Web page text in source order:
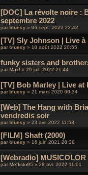
[DOC] La révolte noire :
septembre 2022
par bluesy » 06 sept. 2022 22:42
[TV] Sly Johnson | Live à
parbluesy » 10 août 2022 20:55
funky sisters and
par Max! » 29 juil. 2022 21:44
[TV] Bob Marley | Live at
parbluesy » 21 mars 2020 00:34
[Web] The Hang with
vendredis soir
par bluesy » 23 avr. 2022 11:53
[FILM] Shaft (2000)
parbluesy » 16 juin 2021 20:38
[Webradio] MUSICOLOR
par Meffisto95 » 28 avr. 2022 11:01